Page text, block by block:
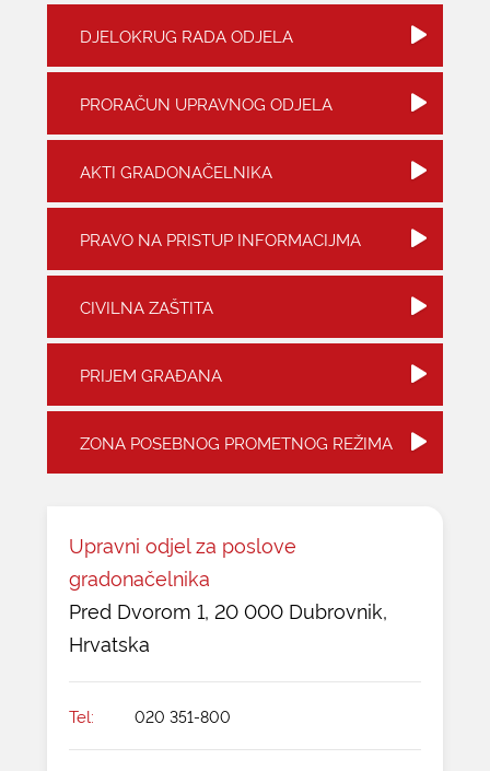
KONTAKTI
DJELOKRUG RADA ODJELA
PRORAČUN UPRAVNOG ODJELA
AKTI GRADONAČELNIKA
PRAVO NA PRISTUP INFORMACIJMA
CIVILNA ZAŠTITA
PRIJEM GRAĐANA
ZONA POSEBNOG PROMETNOG REŽIMA
Upravni odjel za poslove
gradonačelnika
Pred Dvorom 1, 20 000 Dubrovnik,
Hrvatska
Tel: 020 351-800